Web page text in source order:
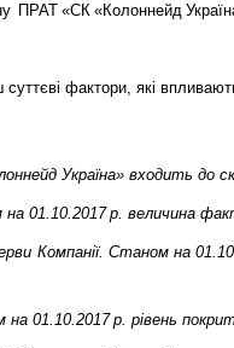
«СК «Колоннейд
фактори, які
Україна» входить до
01.10.2017 р. величина
Компанії. Станом на
01.10.2017 р. рівень